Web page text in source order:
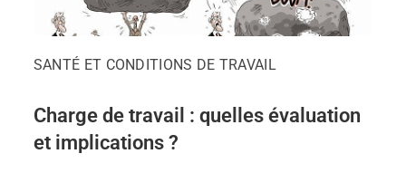
SANTÉ ET CONDITIONS DE TRAVAIL
Charge de travail : quelles évaluation
et implications ?